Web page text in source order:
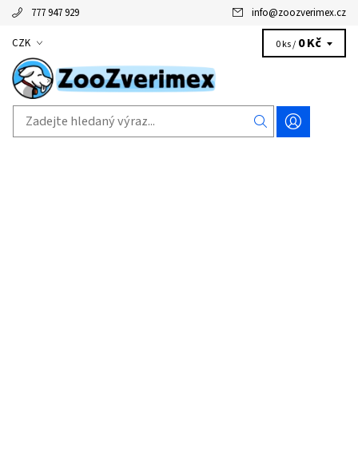
777 947 929 info@zoozverimex.cz
CZK 0 ks / 0 Kč